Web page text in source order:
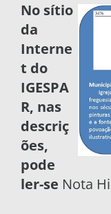
No sítio
da
Interne
t do
IGESPA
R, nas
descriç
ões,
pode
ler-se Nota